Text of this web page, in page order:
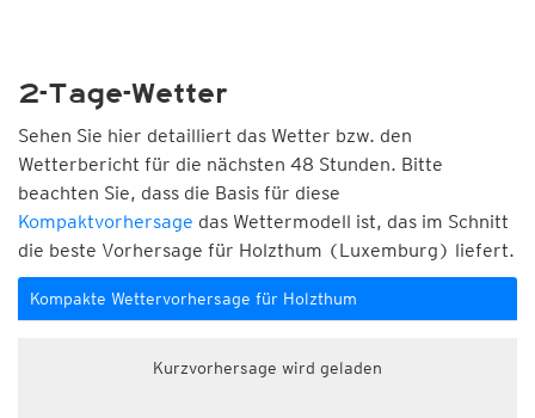
2-Tage-Wetter
Sehen Sie hier detailliert das Wetter bzw. den
Wetterbericht für die nächsten 48 Stunden. Bitte
beachten Sie, dass die Basis für diese
Kompaktvorhersage das Wettermodell ist, das im Schnitt
die beste Vorhersage für Holzthum (Luxemburg) liefert.
Kompakte Wettervorhersage für Holzthum
Kurzvorhersage wird geladen